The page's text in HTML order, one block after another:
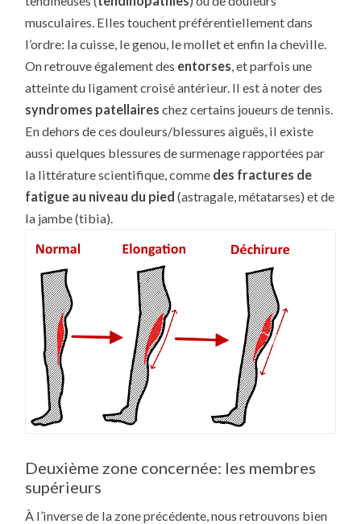
musculaires. Elles touchent préférentiellement dans
l’ordre: la cuisse, le genou, le mollet et enfin la cheville.
On retrouve également des entorses, et parfois une
atteinte du ligament croisé antérieur. Il est à noter des
syndromes patellaires chez certains joueurs de tennis.
En dehors de ces douleurs/blessures aiguës, il existe
aussi quelques blessures de surmenage rapportées par
la littérature scientifique, comme des fractures de
fatigue au niveau du pied (astragale, métatarses) et de
la jambe (tibia).
Deuxième zone concernée: les membres
supérieurs
À l’inverse de la zone précédente, nous retrouvons bien